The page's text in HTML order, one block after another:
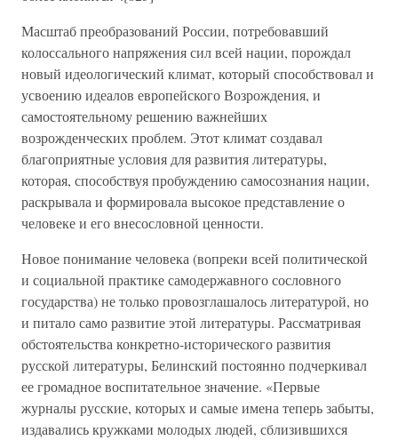
Масштаб преобразований России, потребовавший
колоссального напряжения сил всей нации, порождал
новый идеологический климат, который способствовал и
усвоению идеалов европейского Возрождения, и
самостоятельному решению важнейших
возрожденческих проблем. Этот климат создавал
благоприятные условия для развития литературы,
которая, способствуя пробуждению самосознания нации,
раскрывала и формировала высокое представление о
человеке и его внесословной ценности.
Новое понимание человека (вопреки всей политической
и социальной практике самодержавного сословного
государства) не только провозглашалось литературой, но
и питало само развитие этой литературы. Рассматривая
обстоятельства конкретно-исторического развития
русской литературы, Белинский постоянно подчеркивал
ее громадное воспитательное значение. «Первые
журналы русские, которых и самые имена теперь забыты,
издавались кружками молодых людей, сблизившихся